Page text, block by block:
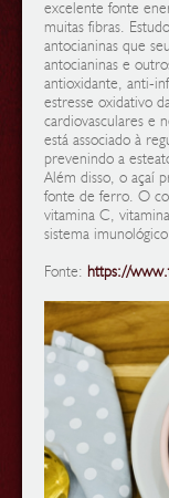
excelente fonte
muitas fibras.
antocianinas que
antocianinas e
antioxidante, anti-
estresse oxidativo
cardiovasculares e
está associado à
prevenindo a
Além disso, o açaí
fonte de ferro. O
vitamina C,
sistema
Fonte: https://